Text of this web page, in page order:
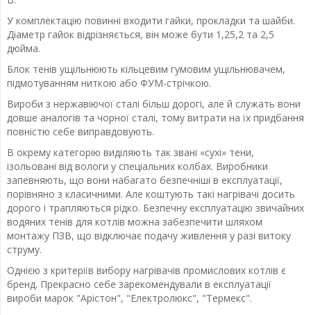
У комплектацію повинні входити гайки, прокладки та шайби.
Діаметр гайок відрізняється, він може бути 1,25,2 та 2,5
дюйма.
Блок тенів ущільнюють кільцевим гумовим ущільнювачем,
підмотуванням ниткою або ФУМ-стрічкою.
Вироби з нержавіючої сталі більш дорогі, але й служать вони
довше аналогів та чорної сталі, тому витрати на їх придбання
повністю себе виправдовують.
В окрему категорію виділяють так звані «сухі» тени,
ізольовані від вологи у спеціальних колбах. Виробники
запевняють, що вони набагато безпечніші в експлуатації,
порівняно з класичними. Але коштують такі нагрівачі досить
дорого і трапляються рідко. Безпечну експлуатацію звичайних
водяних тенів для котлів можна забезпечити шляхом
монтажу ПЗВ, що відключає подачу живлення у разі витоку
струму.
Однією з критеріїв вибору нагрівачів промислових котлів є
бренд. Прекрасно себе зарекомендували в експлуатації
вироби марок "Арістон", "Електролюкс", "Термекс".